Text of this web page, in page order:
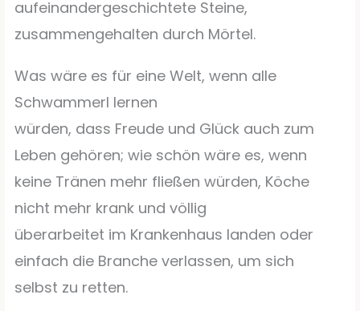
aufeinandergeschichtete Steine,
zusammengehalten durch Mörtel.
Was wäre es für eine Welt, wenn alle
Schwammerl lernen
würden, dass Freude und Glück auch zum
Leben gehören; wie schön wäre es, wenn
keine Tränen mehr fließen würden, Köche
nicht mehr krank und völlig
überarbeitet im Krankenhaus landen oder
einfach die Branche verlassen, um sich
selbst zu retten.